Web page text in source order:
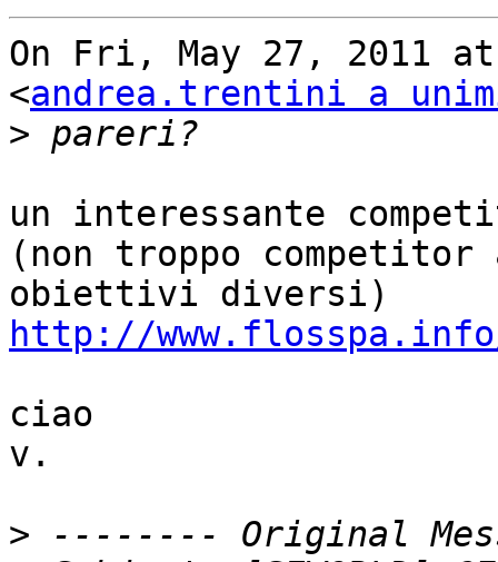
On Fri, May 27, 2011
<andrea.trentini a
>
un interessante
(non troppo
http://
ciao
v.
>